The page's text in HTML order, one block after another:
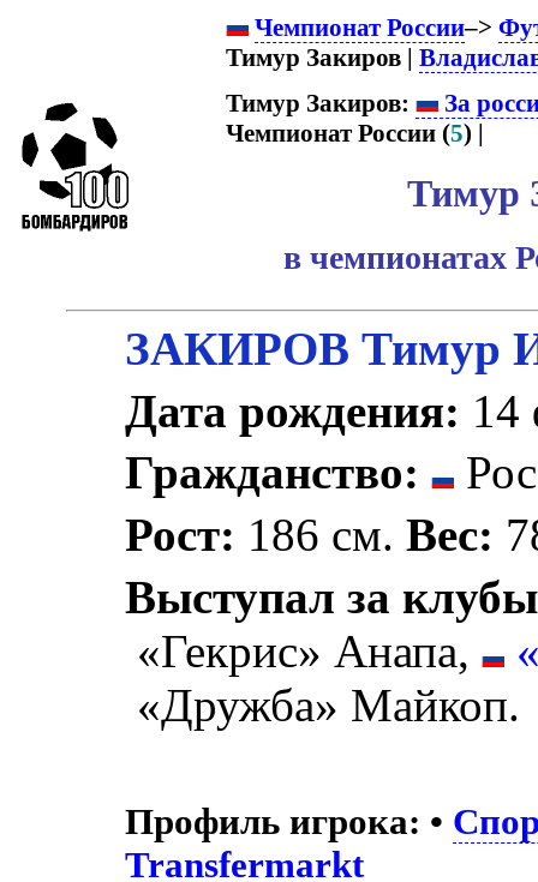
Чемпионат России–>
Тимур Закиров |
Тимур Закиров:
За
Чемпионат России (5) |
Тимур
в чемпионатах
ЗАКИРОВ Тимур
Дата рождения: 14
Гражданство:
Рост: 186 см.Вес:
Выступал за
«Гекрис» Анапа,
«Дружба» Майкоп.
Профиль игрока: •
Transfermarkt